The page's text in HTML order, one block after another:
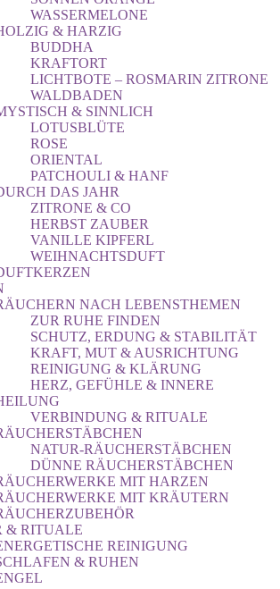
WASSERMELONE
& HARZIG
BUDDHA
KRAFTORT
LICHTBOTE – ROSMARIN ZITRONE
WALDBADEN
& SINNLICH
LOTUSBLÜTE
ROSE
ORIENTAL
PATCHOULI & HANF
DAS JAHR
ZITRONE & CO
HERBST ZAUBER
VANILLE KIPFERL
WEIHNACHTSDUFT
NACH LEBENSTHEMEN
ZUR RUHE FINDEN
SCHUTZ, ERDUNG & STABILITÄT
KRAFT, MUT & AUSRICHTUNG
REINIGUNG & KLÄRUNG
HERZ, GEFÜHLE & INNERE
VERBINDUNG & RITUALE
NATUR-RÄUCHERSTÄBCHEN
DÜNNE RÄUCHERSTÄBCHEN
MIT HARZEN
MIT KRÄUTERN
& RITUALE
REINIGUNG
& RUHEN